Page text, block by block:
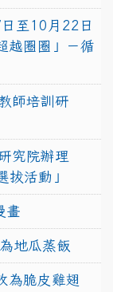
至10月22日
越圈圈」－循
師培訓研
究院辦理
拔活動」
畫
地瓜蒸飯
為脆皮雞翅